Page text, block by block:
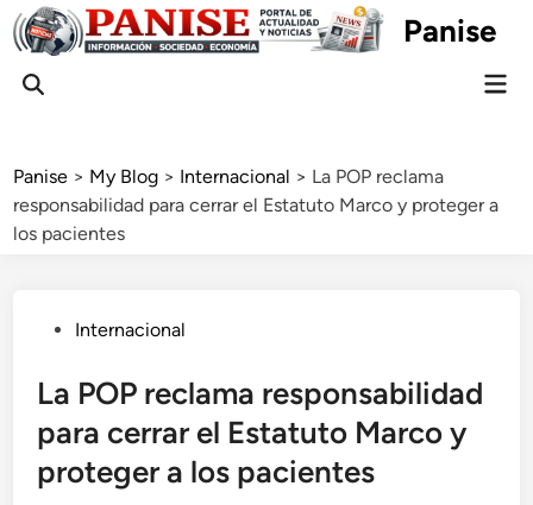
Skip
to
content
Panise
Open
Panise > My Blog > Internacional > La POP reclama
responsabilidad para cerrar el Estatuto Marco y proteger a
los pacientes
PostedInternacional
La POP reclama responsabilidad
para cerrar el Estatuto Marco y
proteger a los pacientes